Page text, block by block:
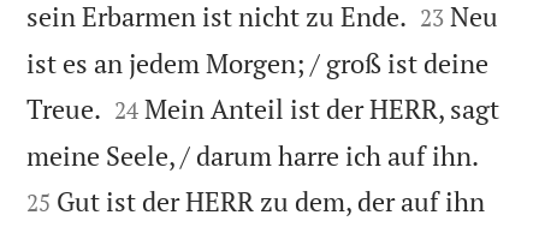
sein Erbarmen ist nicht zu Ende. 

23 Neu
ist es an jedem Morgen; / groß ist deine
Treue. 

24 Mein Anteil ist der HERR, sagt
meine Seele, / darum harre ich auf ihn.
25 Gut ist der HERR zu dem, der auf ihn